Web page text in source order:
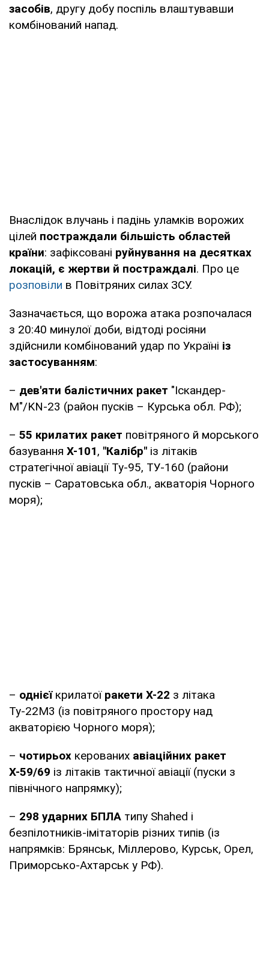
засобів, другу добу поспіль влаштувавши
комбінований напад.
Внаслідок влучань і падінь уламків ворожих
цілей постраждали більшість областей
країни: зафіксовані руйнування на десятках
локацій, є жертви й постраждалі. Про це
розповіли в Повітряних силах ЗСУ.
Зазначається, що ворожа атака розпочалася
з 20:40 минулої доби, відтоді росіяни
здійснили комбінований удар по Україні із
застосуванням:
– дев'яти балістичних ракет "Іскандер-
М"/KN-23 (район пусків – Курська обл. РФ);
– 55 крилатих ракет повітряного й морського
базування Х-101, "Калібр" із літаків
стратегічної авіації Ту-95, ТУ-160 (райони
пусків – Саратовська обл., акваторія Чорного
моря);
– однієї крилатої ракети Х-22 з літака
Ту-22М3 (із повітряного простору над
акваторією Чорного моря);
– чотирьох керованих авіаційних ракет
Х-59/69 із літаків тактичної авіації (пуски з
північного напрямку);
– 298 ударних БПЛА типу Shahed і
безпілотників-імітаторів різних типів (із
напрямків: Брянськ, Міллерово, Курськ, Орел,
Приморсько-Ахтарськ у РФ).